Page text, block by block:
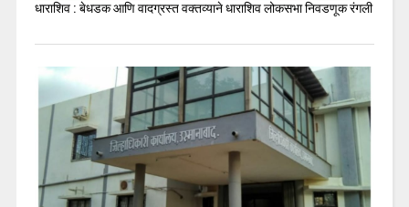
धाराशिव : बेधडक आणि वादग्रस्त वक्तव्याने धाराशिव लोकसभा निवडणूक रंगली